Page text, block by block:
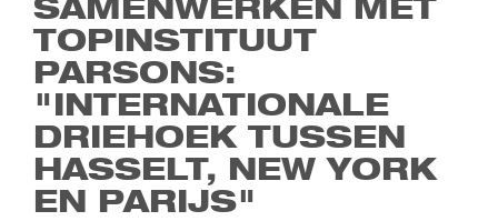
SAMENWERKEN MET
TOPINSTITUUT
PARSONS:
"INTERNATIONALE
DRIEHOEK TUSSEN
HASSELT, NEW YORK
EN PARIJS"